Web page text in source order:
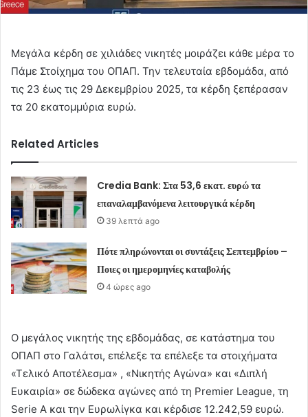
Μεγάλα κέρδη σε χιλιάδες νικητές μοιράζει κάθε μέρα το
Πάμε Στοίχημα του ΟΠΑΠ. Την τελευταία εβδομάδα, από
τις 23 έως τις 29 Δεκεμβρίου 2025, τα κέρδη ξεπέρασαν
τα 20 εκατομμύρια ευρώ.
Related Articles
Credia Bank: Στα 53,6 εκατ. ευρώ τα
επαναλαμβανόμενα λειτουργικά κέρδη
39 λεπτά ago
Πότε πληρώνονται οι συντάξεις Σεπτεμβρίου –
Ποιες οι ημερομηνίες καταβολής
4 ώρες ago
Ο μεγάλος νικητής της εβδομάδας, σε κατάστημα του
ΟΠΑΠ στο Γαλάτσι, επέλεξε τα επέλεξε τα στοιχήματα
«Τελικό Αποτέλεσμα» , «Νικητής Αγώνα» και «Διπλή
Ευκαιρία» σε δώδεκα αγώνες από τη Premier League, τη
Serie A και την Ευρωλίγκα και κέρδισε 12.242,59 ευρώ.